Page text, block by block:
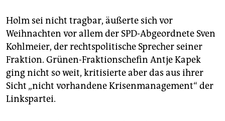
Holm sei nicht tragbar, äußerte sich vor
Weihnachten vor allem der SPD-Abgeordnete Sven
Kohlmeier, der rechtspolitische Sprecher seiner
Fraktion. Grünen-Fraktionschefin Antje Kapek
ging nicht so weit, kritisierte aber das aus ihrer
Sicht „nicht vorhandene Krisenmanagement“ der
Linkspartei.